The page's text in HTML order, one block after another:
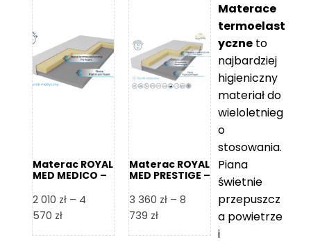
do
8
865 zł
Materac ROYAL
MED MEDICO –
2 010 zł – 4
570 złZakres
Materac ROYAL
MED PRESTIGE –
3 360 zł – 8
739 złZakres
Materace
termoelast
yczne to
najbardziej
higieniczny
materiał do
wieloletnieg
o
stosowania.
Piana
świetnie
przepuszcz
a powietrze
i